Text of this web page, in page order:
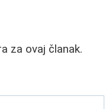
za ovaj članak.